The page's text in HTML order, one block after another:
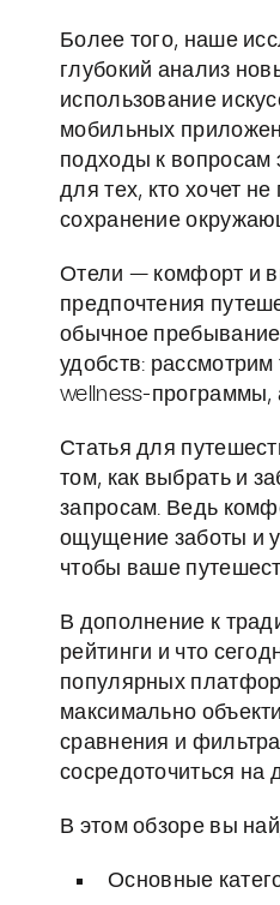
Более того, наше
глубокий анализ
использование
мобильных
подходы к вопросам
для тех, кто хочет
сохранение
Отели — комфорт и
предпочтения
обычное
удобств:
wellness-программы,
Статья для
том, как выбрать и
запросам. Ведь
ощущение заботы и
чтобы ваше
В дополнение к
рейтинги и что
популярных
максимально
сравнения и
сосредоточиться на
В этом обзоре вы
Основные